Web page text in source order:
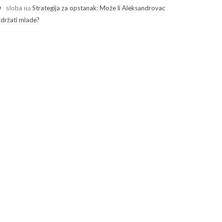
sloba наStrategija za opstanak: Može li Aleksandrovac
mlade?